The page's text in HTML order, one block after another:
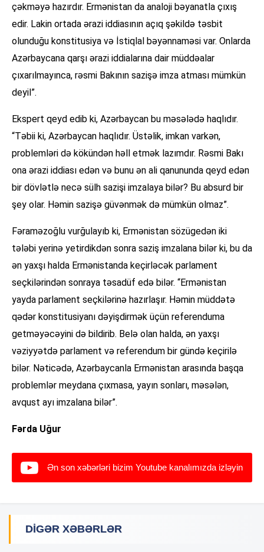
çəkməyə hazırdır. Ermənistan da analoji bəyanatla çıxış
edir. Lakin ortada ərazi iddiasının açıq şəkildə təsbit
olunduğu konstitusiya və İstiqlal bəyənnaməsi var. Onlarda
Azərbaycana qarşı ərazi iddialarına dair müddəalar
çıxarılmayınca, rəsmi Bakının sazişə imza atması mümkün
deyil”.
Ekspert qeyd edib ki, Azərbaycan bu məsələdə haqlıdır.
“Təbii ki, Azərbaycan haqlıdır. Üstəlik, imkan varkən,
problemləri də kökündən həll etmək lazımdır. Rəsmi Bakı
ona ərazi iddiası edən və bunu ən ali qanununda qeyd edən
bir dövlətlə necə sülh sazişi imzalaya bilər? Bu absurd bir
şey olar. Həmin sazişə güvənmək də mümkün olmaz”.
Fəraməzoğlu vurğulayıb ki, Ermənistan sözügedən iki
tələbi yerinə yetirdikdən sonra saziş imzalana bilər ki, bu da
ən yaxşı halda Ermənistanda keçirləcək parlament
seçkilərindən sonraya təsadüf edə bilər. “Ermənistan
yayda parlament seçkilərinə hazırlaşır. Həmin müddətə
qədər konstitusiyanı dəyişdirmək üçün referenduma
getməyəcəyini də bildirib. Belə olan halda, ən yaxşı
vəziyyətdə parlament və referendum bir gündə keçirilə
bilər. Nəticədə, Azərbaycanla Ermənistan arasında başqa
problemlər meydana çıxmasa, yayın sonları, məsələn,
avqust ayı imzalana bilər”.
Fərda Uğur
Ən son xəbərləri bizim Youtube kanalımızda izləyin
DIGƏR XƏBƏRLƏR